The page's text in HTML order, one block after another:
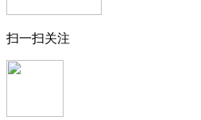
扫一扫关注